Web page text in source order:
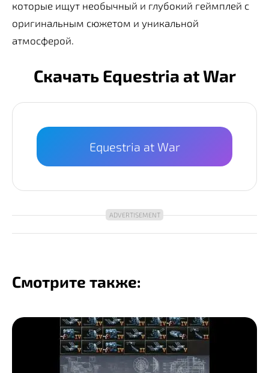
которые ищут необычный и глубокий геймплей с
оригинальным сюжетом и уникальной
атмосферой.
Скачать Equestria at War
Equestria at War
Смотрите также: